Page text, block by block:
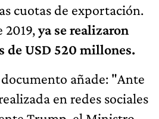
cuotas de exportación.
2019,ya se realizaron
de USD 520 millones.
añade: "Ante
en redes sociales